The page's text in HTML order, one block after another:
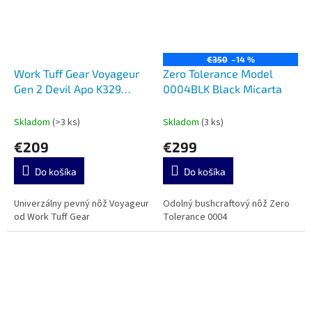
Work Tuff Gear Voyageur
Gen 2 Devil Apo K329
Skladom (>3 ks)
€209
Do košíka
Univerzálny pevný nôž Voyageur
od Work Tuff Gear
€350 –14 %
Zero Tolerance Model
0004BLK Black Micarta
Skladom (3 ks)
€299
Do košíka
Odolný bushcraftový nôž Zero
Tolerance 0004